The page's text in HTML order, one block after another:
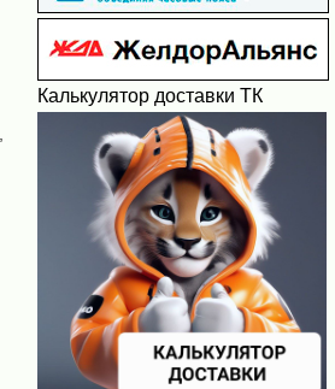
Калькулятор доставки ТК